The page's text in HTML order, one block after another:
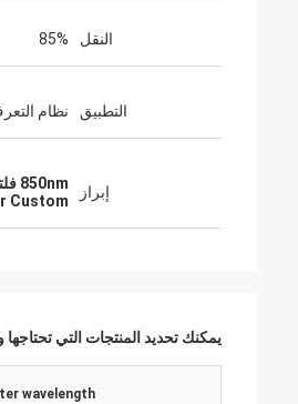
النقل 85%
التطبيق نظام
إبراز 850nm فلتر بصري ضيق النطاق,مرشح البصري ذو النطاق الضيق,مرشح النطاق الضيق التعرف على الوجه
Custom
يمكنك تحديد المنتجات التي
wavelength